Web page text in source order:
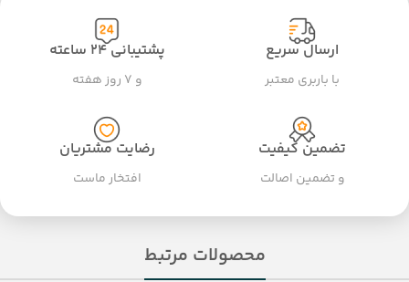
ارسال سریع
با باربری معتبر
پشتیبانی ۲۴ ساعته
و ۷ روز هفته
تضمین کیفیت
و تضمین اصالت
رضایت مشتریان
افتخار ماست
محصولات مرتبط